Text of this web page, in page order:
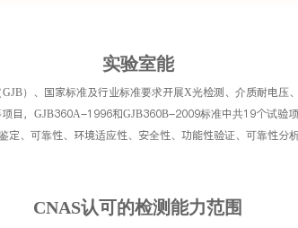
实验室能
）、国家标准及行业标准要求开展X光检测、介质耐电
目，GJB360A-1996和GJB360B-2009标准中共19个试验项
、可靠性、环境适应性、安全性、功能性验证、可靠性分
CNAS认可的检测能力范围